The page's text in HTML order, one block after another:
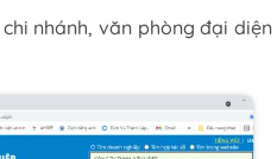
nhánh, văn phòng đại diện